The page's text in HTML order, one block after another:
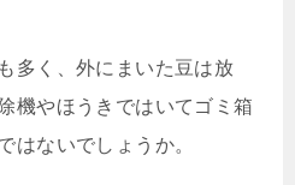
多く、外にまいた豆は放
機やほうきではいてゴミ箱
はないでしょうか。